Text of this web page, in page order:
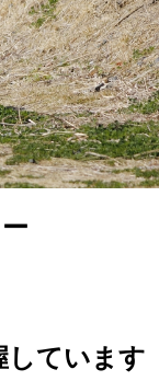
ー
しています